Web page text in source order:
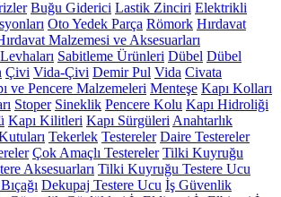
Buğu Giderici Lastik Zinciri Elektrikli
Oto Yedek Parça Römork Hırdavat
Malzemesi ve Aksesuarları
Sabitleme Ürünleri Dübel Dübel
Çivi Vida-Çivi Demir Pul Vida Civata
ve Pencere Malzemeleri Menteşe Kapı Kolları
Stoper Sineklik Pencere Kolu Kapı Hidroliği
Kapı Kilitleri Kapı Sürgüleri Anahtarlık
Tekerlek Testereler Daire Testereler
Çok Amaçlı Testereler Tilki Kuyruğu
Aksesuarları Tilki Kuyruğu Testere Ucu
Dekupaj Testere Ucu İş Güvenlik